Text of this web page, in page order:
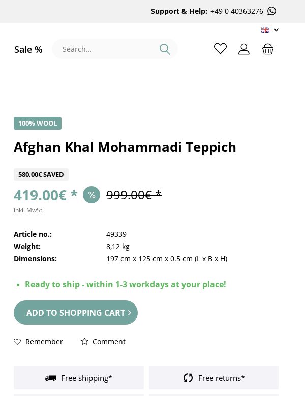
Support & Help: +49 0 40363276
EN
Sale %
100% WOOL
Afghan Khal Mohammadi Teppich
580.00€ SAVED
419.00€ * 999.00€ *
inkl. MwSt.
Article no.:
49339
Weight:
8,12 kg
Dimensions:
197 cm x 125 cm x0.5 cm (L x B x H)
Ready to ship - within 1-3 workdays at your place!
ADD TO SHOPPING CART
Remember Comment
Free shipping* Free returns*